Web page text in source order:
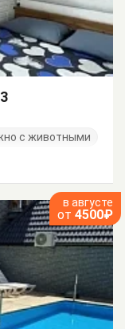
с животными
в августе
от 4500₽